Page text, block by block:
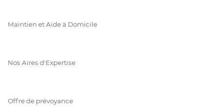
Maintien et Aide à Domicile
Nos Aires d'Expertise
Offre de prévoyance